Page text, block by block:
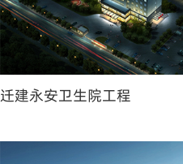
迁建永安卫生院工程